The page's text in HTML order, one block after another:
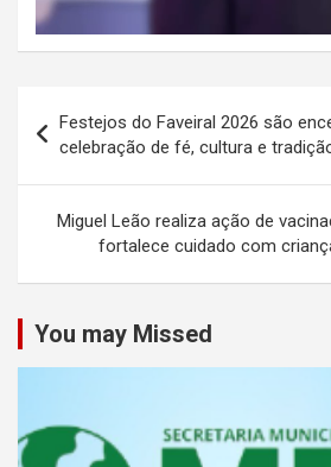
de
Post
Festejos do Faveiral 2026 são
celebração de fé, cultura e
Miguel Leão realiza ação de
fortalece cuidado com
You may Missed